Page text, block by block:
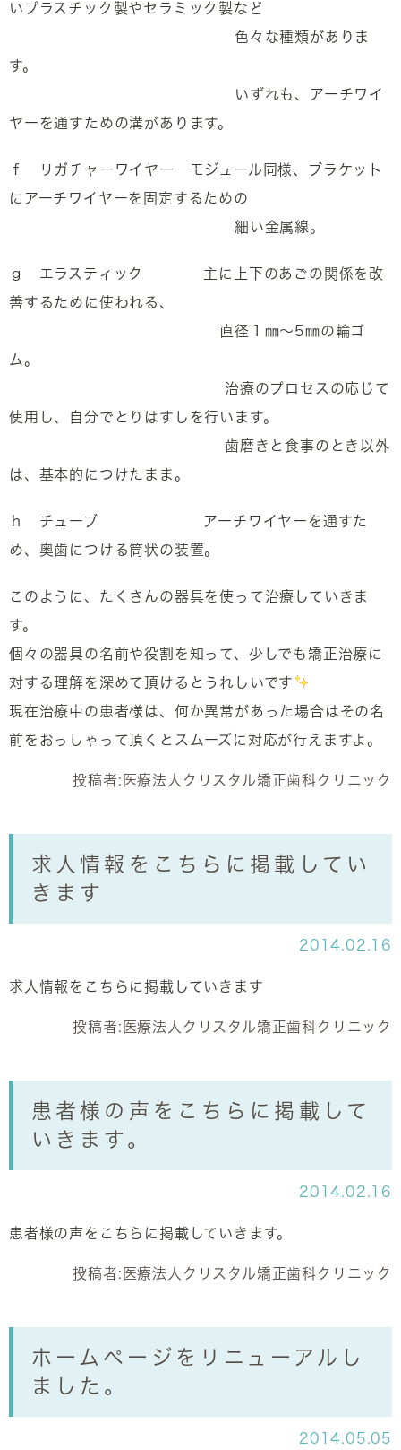
いプラスチック製やセラミック製など
色々な種類がありま
す。
いずれも、アーチワイ
ヤーを通すための溝があります。
ｆ リガチャーワイヤー モジュール同様、ブラケット
にアーチワイヤーを固定するための
細い金属線。
ｇ エラスティック 主に上下のあごの関係を改
善するために使われる、
直径１㎜～5㎜の輪ゴ
ム。
治療のプロセスの応じて
使用し、自分でとりはすしを行います。
歯磨きと食事のとき以外
は、基本的につけたまま。
ｈ チューブ アーチワイヤーを通すた
め、奥歯につける筒状の装置。
このように、たくさんの器具を使って治療していきま
す。
個々の器具の名前や役割を知って、少しでも矯正治療に
対する理解を深めて頂けるとうれしいです
現在治療中の患者様は、何か異常があった場合はその名
前をおっしゃって頂くとスムーズに対応が行えますよ。
投稿者: 医療法人クリスタル矯正歯科クリニック
求人情報をこちらに掲載してい
きます
2014.02.16
求人情報をこちらに掲載していきます
投稿者: 医療法人クリスタル矯正歯科クリニック
患者様の声をこちらに掲載して
いきます。
2014.02.16
患者様の声をこちらに掲載していきます。
投稿者: 医療法人クリスタル矯正歯科クリニック
ホームページをリニューアルし
ました。
2014.05.05